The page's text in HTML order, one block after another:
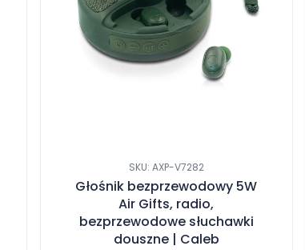
SKU: AXP-V7282
Głośnik bezprzewodowy 5W
Air Gifts, radio,
bezprzewodowe słuchawki
douszne | Caleb